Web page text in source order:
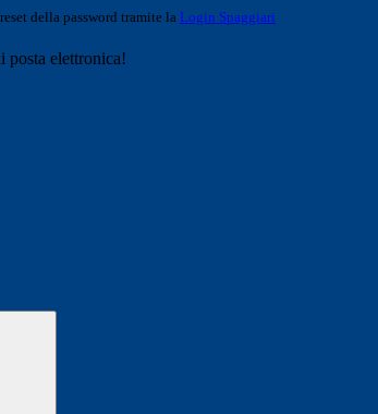
della password tramite la Login Spaggiari
posta elettronica!